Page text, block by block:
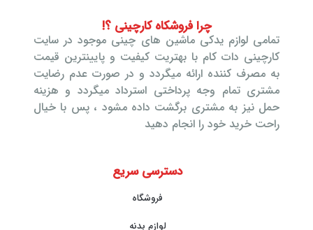
چرا فروشکاه کارچینی ؟!
تمامی لوازم یدکی ماشین های چینی موجود در سایت
کارچینی دات کام با بهتریت کیفیت و پایینترین قیمت
به مصرف کننده ارائه میگردد و در صورت عدم رضایت
مشتری تمام وجه پرداختی استرداد میگردد و هزینه
حمل نیز به مشتری برگشت داده مشود ، پس با خیال
راحت خرید خود را انجام دهید
دسترسی سریع
فروشگاه
لوازم بدنه